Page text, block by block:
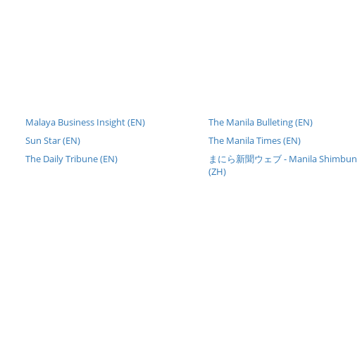
Malaya Business Insight (EN)
Sun Star (EN)
The Daily Tribune (EN)
The Manila Bulleting (EN)
The Manila Times (EN)
まにら新聞ウェブ - Manila Shimbun
(ZH)